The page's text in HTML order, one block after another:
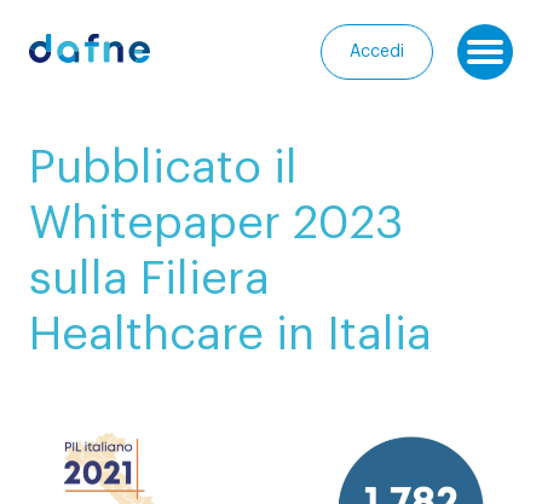
Consorzio Dafne Accedi
Homepage
Chi
siamo
Entra
Media
nostri
progetti
nostri
servizi
iniziative
Pubblicato il
Whitepaper 2023
sulla Filiera
Healthcare in Italia